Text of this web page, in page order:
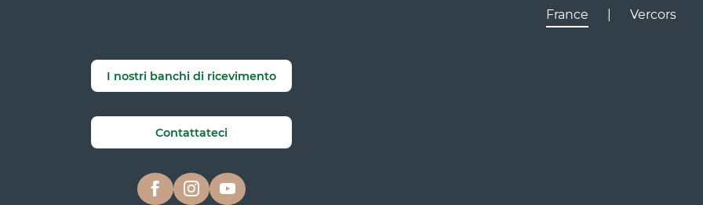
I nostri banchi di ricevimento
Contattateci
France Vercors